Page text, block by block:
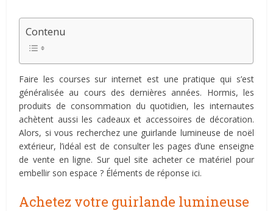
Contenu
Faire les courses sur internet est une pratique qui s’est
généralisée au cours des dernières années. Hormis, les
produits de consommation du quotidien, les internautes
achètent aussi les cadeaux et accessoires de décoration.
Alors, si vous recherchez une guirlande lumineuse de noël
extérieur, l’idéal est de consulter les pages d’une enseigne
de vente en ligne. Sur quel site acheter ce matériel pour
embellir son espace ? Éléments de réponse ici.
Achetez votre guirlande lumineuse